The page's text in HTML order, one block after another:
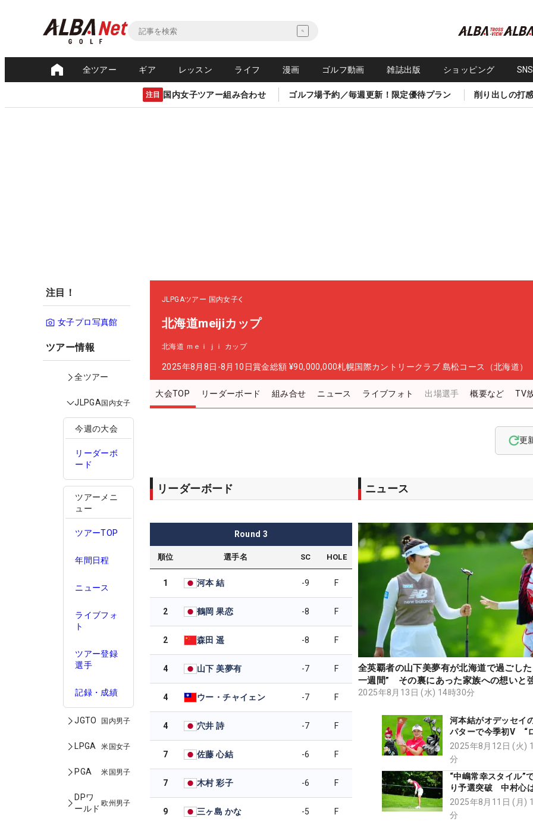
全ツアー ギア レッスン ライフ 漫画 ゴルフ動画 雑誌出版 ショッピング
注目 国内女子ツアー組み合わせ ゴルフ場予約／毎週更新！限定優待プラン 削り出しの打
注目！
女子プロ写真館
ツアー情報
全ツアー
JLPGA国内女子
今週の大会
リーダーボ
ード
ツアーメニ
ュー
ツアーTOP
年間日程
ニュース
ライブフォ
ト
ツアー登録
選手
記録・成績
JGTO 国内男子
LPGA 米国女子
PGA 米国男子
DPワ
ールド
欧州男子
JLPGAツアー 国内女子
北海道meijiカップ
北海道 ｍｅｉｊｉ カップ
2025年8月8日-8月10日賞金総額 ¥90,000,000札幌国際カントリークラブ 島松コース（北海道）
大会TOP リーダーボード 組み合せ ニュース ライブフォト 出場選手 概要など TV
更
リーダーボード
Round 3
順位 選手名 SC HOLE
1 河本 結 -9 F
2 鶴岡 果恋 -8 F
2 森田 遥 -8 F
4 山下 美夢有 -7 F
4 ウー・チャイェン -7 F
4 穴井 詩 -7 F
7 佐藤 心結 -6 F
7 木村 彩子 -6 F
9 三ヶ島 かな -5 F
ニュース
全英覇者の山下美夢有が北海道で過ごし
一週間” その裏にあった家族への想いと
のワケ【現地記者コラム】
2025年8月13日 (水) 14時30分
河本結がオデッセイ
パターで今季初V “
の使い分け”で平均
位【勝者のギア】
2025年8月12日 (火)
分
“中嶋常幸スタイル”
り予選突破 中村心
ー初V目指して後半
「最後まで諦めない
2025年8月11日 (月)
分